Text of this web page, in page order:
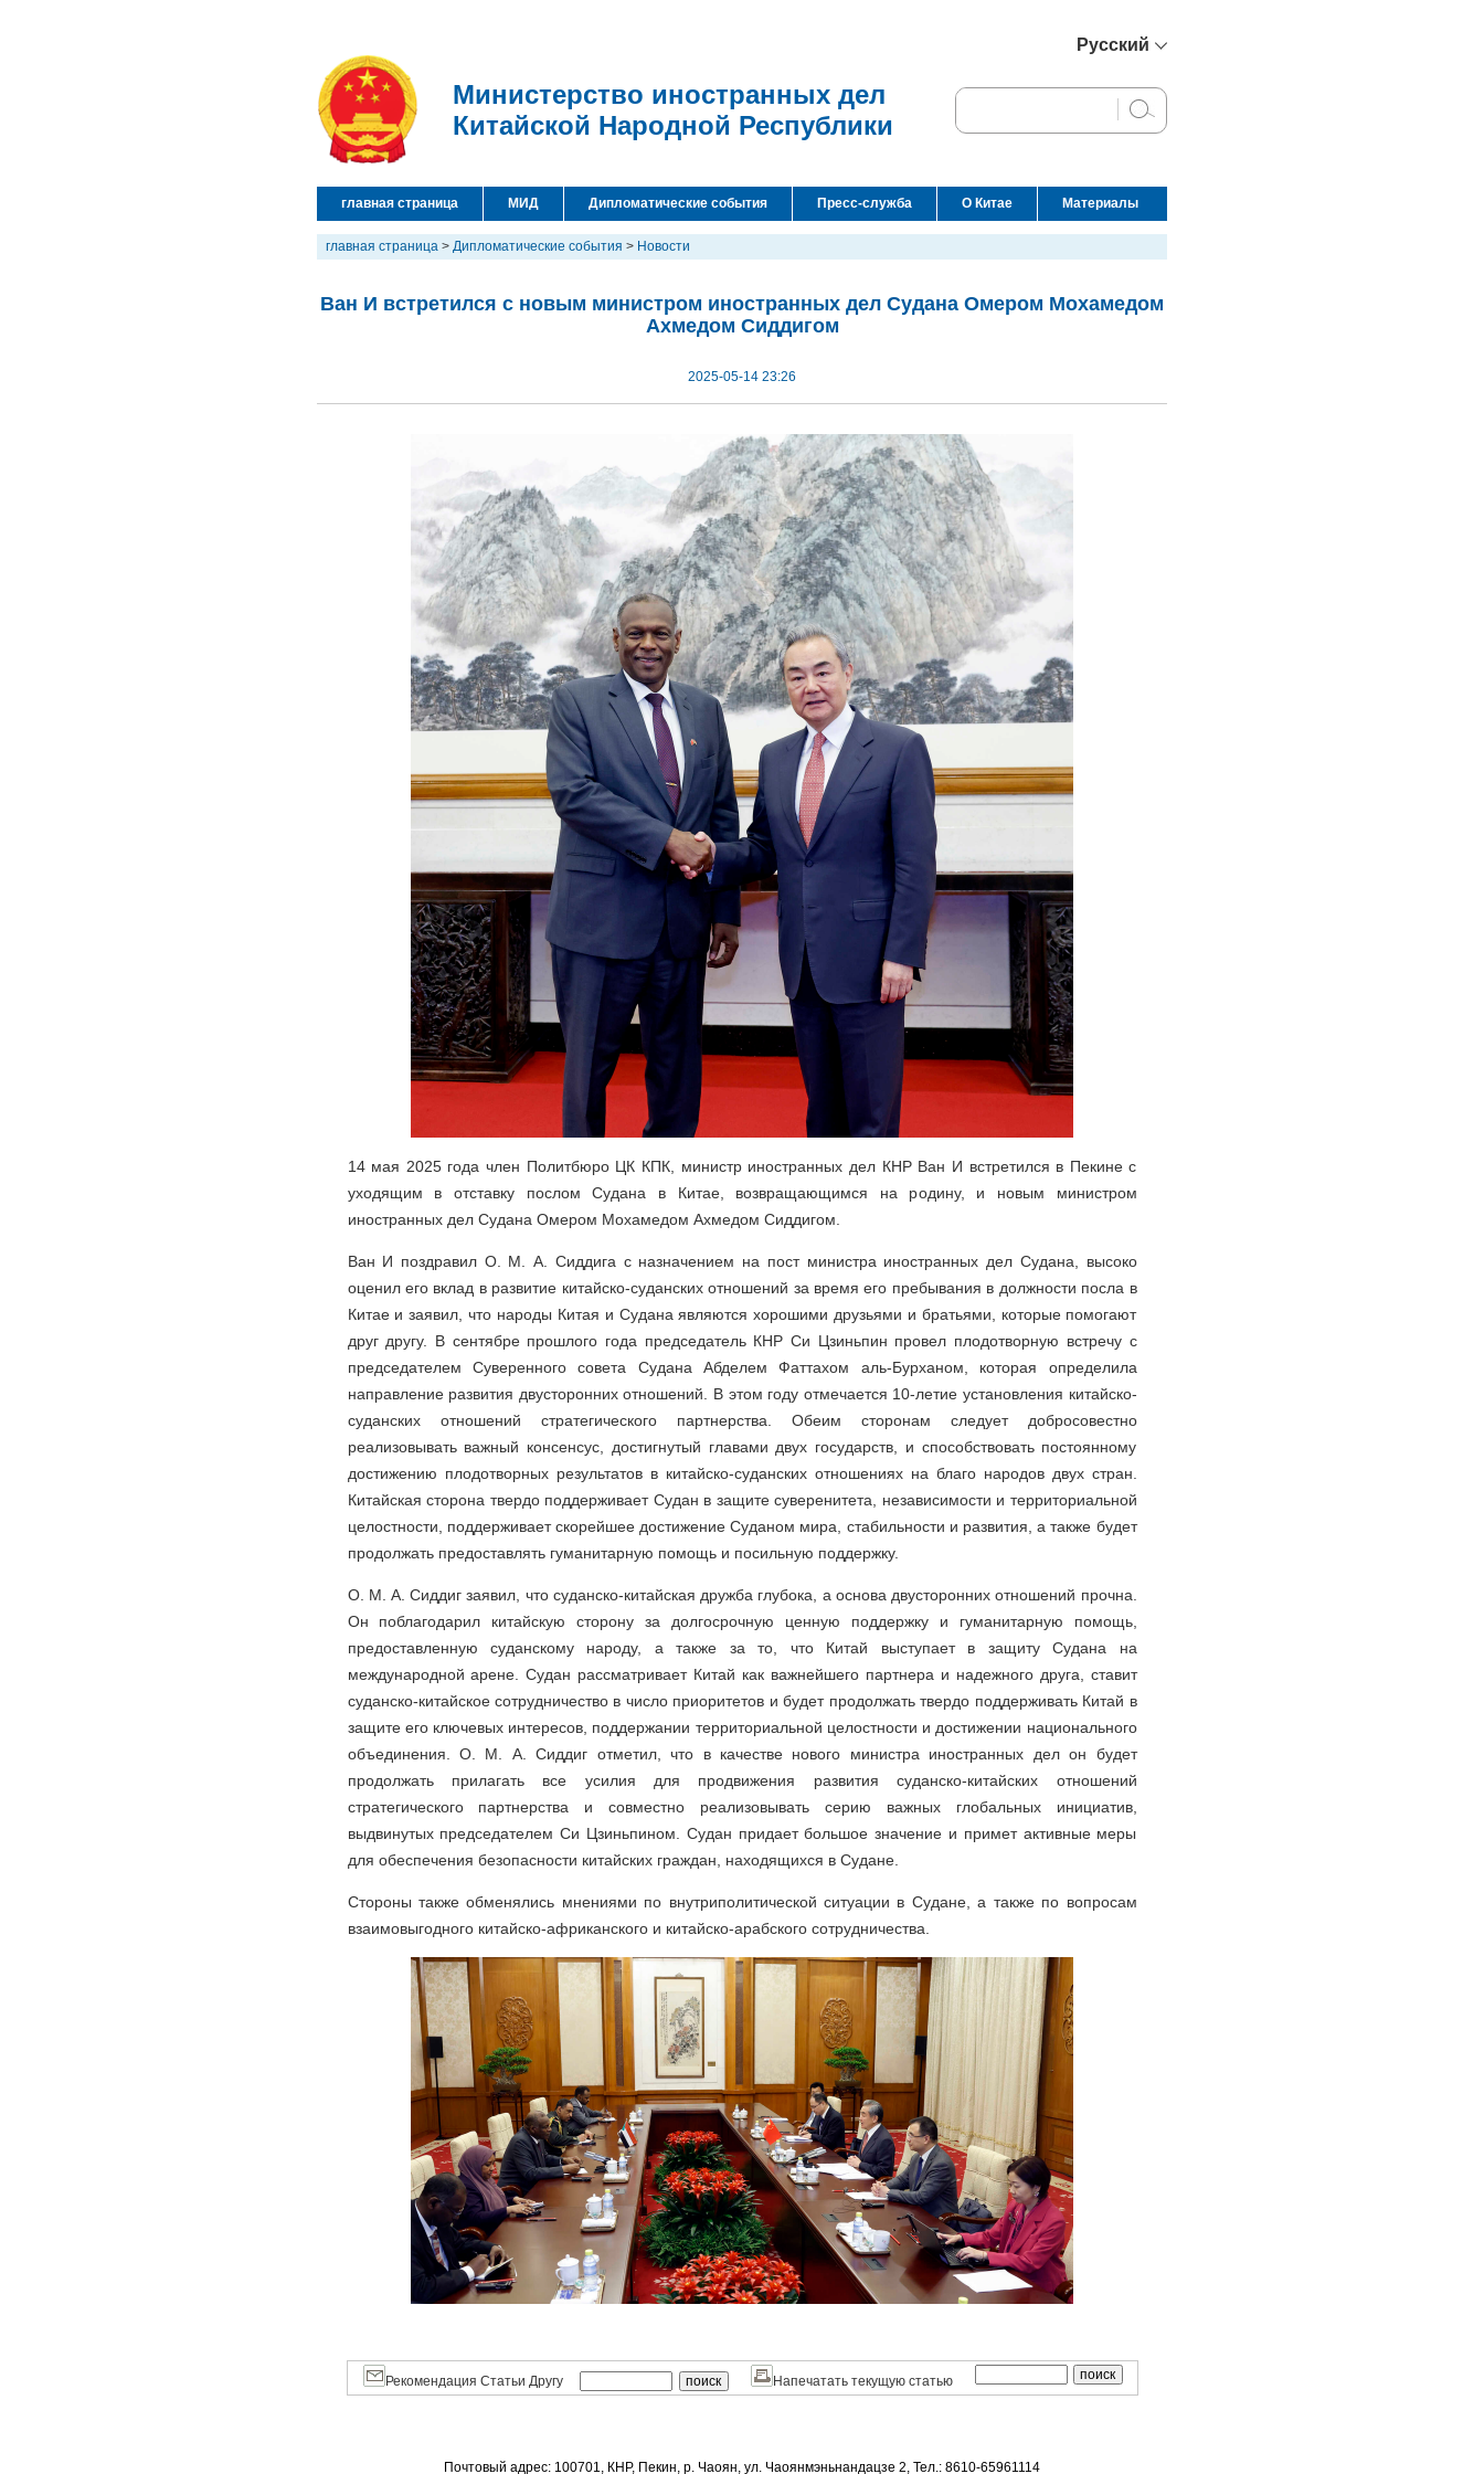
Русский
English
Español
عربي
Министерство иностранных дел
Китайской Народной Республики
главная страница МИД Дипломатические события Пресс-служба О Китае Материалы
главная страница > Дипломатические события > Новости
Ван И встретился с новым министром иностранных дел Судана Омером Мохамедом
Ахмедом Сиддигом
2025-05-14 23:26
14 мая 2025 года член Политбюро ЦК КПК, министр иностранных дел КНР Ван И встретился в Пекине с
уходящим в отставку послом Судана в Китае, возвращающимся на родину, и новым министром
иностранных дел Судана Омером Мохамедом Ахмедом Сиддигом.
Ван И поздравил О. М. А. Сиддига с назначением на пост министра иностранных дел Судана, высоко
оценил его вклад в развитие китайско-суданских отношений за время его пребывания в должности посла в
Китае и заявил, что народы Китая и Судана являются хорошими друзьями и братьями, которые помогают
друг другу. В сентябре прошлого года председатель КНР Си Цзиньпин провел плодотворную встречу с
председателем Суверенного совета Судана Абделем Фаттахом аль-Бурханом, которая определила
направление развития двусторонних отношений. В этом году отмечается 10-летие установления китайско-
суданских отношений стратегического партнерства. Обеим сторонам следует добросовестно
реализовывать важный консенсус, достигнутый главами двух государств, и способствовать постоянному
достижению плодотворных результатов в китайско-суданских отношениях на благо народов двух стран.
Китайская сторона твердо поддерживает Судан в защите суверенитета, независимости и территориальной
целостности, поддерживает скорейшее достижение Суданом мира, стабильности и развития, а также будет
продолжать предоставлять гуманитарную помощь и посильную поддержку.
О. М. А. Сиддиг заявил, что суданско-китайская дружба глубока, а основа двусторонних отношений прочна.
Он поблагодарил китайскую сторону за долгосрочную ценную поддержку и гуманитарную помощь,
предоставленную суданскому народу, а также за то, что Китай выступает в защиту Судана на
международной арене. Судан рассматривает Китай как важнейшего партнера и надежного друга, ставит
суданско-китайское сотрудничество в число приоритетов и будет продолжать твердо поддерживать Китай в
защите его ключевых интересов, поддержании территориальной целостности и достижении национального
объединения. О. М. А. Сиддиг отметил, что в качестве нового министра иностранных дел он будет
продолжать прилагать все усилия для продвижения развития суданско-китайских отношений
стратегического партнерства и совместно реализовывать серию важных глобальных инициатив,
выдвинутых председателем Си Цзиньпином. Судан придает большое значение и примет активные меры
для обеспечения безопасности китайских граждан, находящихся в Судане.
Стороны также обменялись мнениями по внутриполитической ситуации в Судане, а также по вопросам
взаимовыгодного китайско-африканского и китайско-арабского сотрудничества.
Рекомендация Статьи Другу Напечатать текущую статью
Почтовый адрес: 100701, КНР, Пекин, р. Чаоян, ул. Чаоянмэньнандацзе 2, Тел.: 8610-65961114